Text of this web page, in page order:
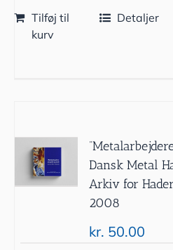
Tilføj til
kurv
Detaljer
Dansk Metal
Arkiv for
2008
kr. 50.00